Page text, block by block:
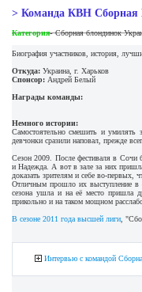
> Команда КВН Сборная
Категория-Сборная блондинок
Биография участников, история,
Откуда: Украина, г. Харьков
Спонсор: Андрей Белый
Награды команды:
Немного истории:
Самостоятельно смешить и
девчонки сразили наповал, прежде
Сезон 2009. После фестиваля в
и Надежда. А вот в зале за них
доказать зрителям и себе во-
Отличным прошло их выступление в
сезона ушла и на её место пришла
прикольно и на таком мощном
В сезоне 2011 года высшей лиги ,
Интервью с командой